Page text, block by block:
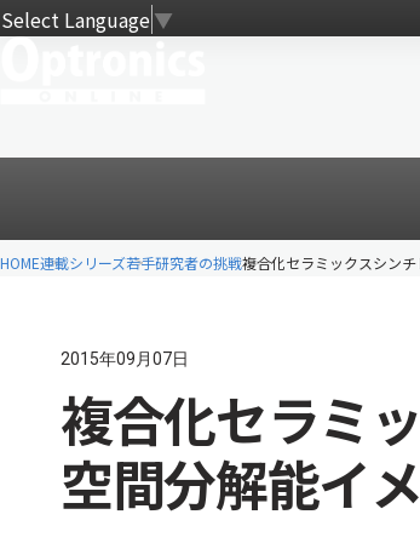
Select Language▼
HOME連載シリーズ若手研究者の挑戦複合化セラミックスシン
2015年09月07日
複合化セラミ
空間分解能イ